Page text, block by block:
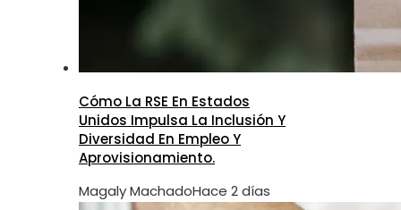
Cómo La RSE En Estados
Unidos Impulsa La Inclusión Y
Diversidad En Empleo Y
Aprovisionamiento.
Magaly MachadoHace 2 días